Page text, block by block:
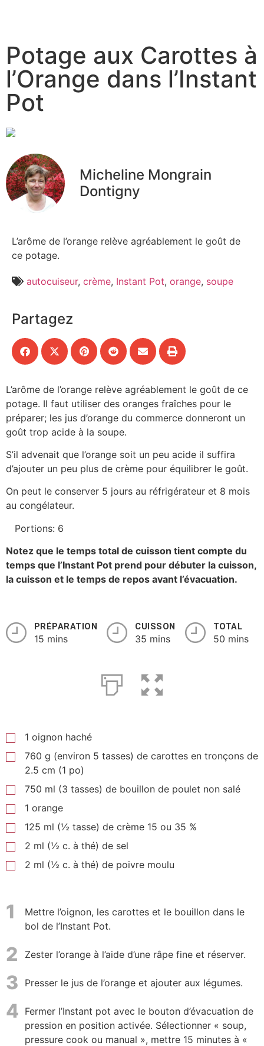
Potage aux Carottes à
l’Orange dans l’Instant
Pot
Micheline Mongrain
Dontigny
L’arôme de l’orange relève agréablement le goût de
ce potage.
autocuiseur, crème, Instant Pot, orange, soupe
Partagez
L’arôme de l’orange relève agréablement le goût de ce
potage. Il faut utiliser des oranges fraîches pour le
préparer; les jus d’orange du commerce donneront un
goût trop acide à la soupe.
S’il advenait que l’orange soit un peu acide il suffira
d’ajouter un peu plus de crème pour équilibrer le goût.
On peut le conserver 5 jours au réfrigérateur et 8 mois
au congélateur.
Portions: 6
Notez que le temps total de cuisson tient compte du
temps que l’Instant Pot prend pour débuter la cuisson,
la cuisson et le temps de repos avant l’évacuation.
PRÉPARATION
15 mins
CUISSON
35 mins
TOTAL
50 mins
1 oignon haché
760 g (environ 5 tasses) de carottes en tronçons de
2.5 cm (1 po)
750 ml (3 tasses) de bouillon de poulet non salé
1 orange
125 ml (½ tasse) de crème 15 ou 35 %
2 ml (½ c. à thé) de sel
2 ml (½ c. à thé) de poivre moulu
1
Mettre l’oignon, les carottes et le bouillon dans le
bol de l’Instant Pot.
2 Zester l’orange à l’aide d’une râpe fine et réserver.
3 Presser le jus de l’orange et ajouter aux légumes.
4 Fermer l’Instant pot avec le bouton d’évacuation de
pression en position activée. Sélectionner « soup,
pressure cook ou manual », mettre 15 minutes à «